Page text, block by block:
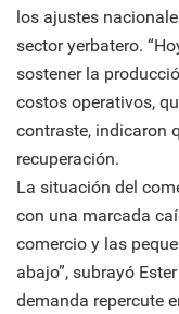
los ajustes
sector yerbatero.
sostener la
costos operativos,
contraste, indicaron
recuperación.
La situación del
con una marcada
comercio y las
abajo”, subrayó
demanda repercute